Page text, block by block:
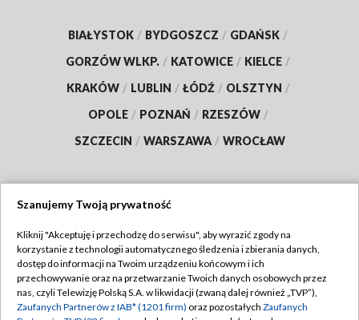
BIAŁYSTOK / BYDGOSZCZ / GDAŃSK /
GORZÓW WLKP. / KATOWICE / KIELCE /
KRAKÓW / LUBLIN / ŁÓDŹ / OLSZTYN /
OPOLE / POZNAŃ / RZESZÓW /
SZCZECIN / WARSZAWA / WROCŁAW
TVP
Abonament TVP
Emisja w TVP
Regulamin TVP
Polityka prywatności
Szanujemy Twoją prywatność
Kliknij "Akceptuję i przechodzę do serwisu", aby wyrazić zgody na
korzystanie z technologii automatycznego śledzenia i zbierania danych,
dostęp do informacji na Twoim urządzeniu końcowym i ich
przechowywanie oraz na przetwarzanie Twoich danych osobowych przez
nas, czyli Telewizję Polską S.A. w likwidacji (zwaną dalej również „TVP”),
Zaufanych Partnerów z IAB* (1201 firm) oraz pozostałych Zaufanych